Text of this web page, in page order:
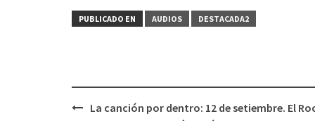
PUBLICADO EN AUDIOS DESTACADA2
La canción por dentro: 12 de setiembre. El